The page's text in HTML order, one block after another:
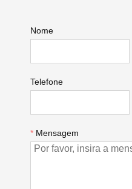
Nome
Telefone
* Mensagem